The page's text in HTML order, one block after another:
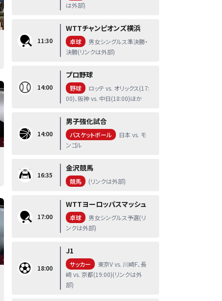
は外部)
11:30
WTTチャンピオンズ横浜
卓球
男女シングルス準決勝・
決勝(リンクは外部)
14:00
プロ野球
野球
ロッテ vs. オリックス(17:
00)、阪神 vs. 中日(18:00)ほか
14:00
男子強化試合
バスケットボール
日本 vs. モ
ンゴル
16:35
金沢競馬
競馬 (リンクは外部)
17:00
WTTヨーロッパスマッシュ
卓球
男女シングルス予選(リ
ンクは外部)
18:00
J1
サッカー
東京V vs. 川崎F、長
崎 vs. 京都(19:00)(リンクは外
部)